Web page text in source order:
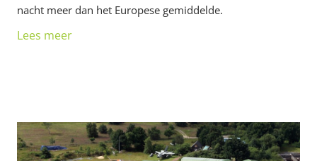
nacht meer dan het Europese gemiddelde.
Lees meer